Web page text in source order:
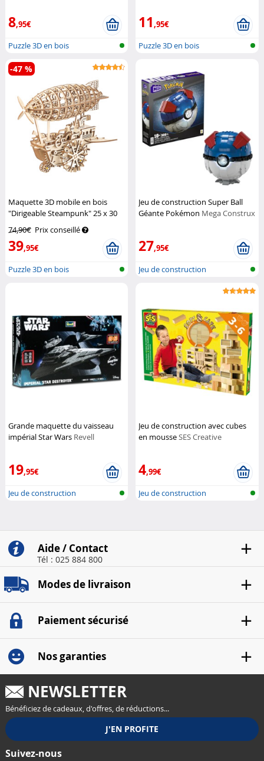
8,95€
Puzzle 3D en bois
11,95€
Puzzle 3D en bois
Maquette 3D mobile en bois
"Dirigeable Steampunk" 25 x 30
Simulus
74,90€ Prix conseillé
39,95€
-47 %
Puzzle 3D en bois
Jeu de construction Super Ball
Géante Pokémon Mega Construx
27,95€
Jeu de construction
Grande maquette du vaisseau
impérial Star Wars Revell
19,95€
Jeu de construction
Jeu de construction avec cubes
en mousseSES Creative
4,99€
Jeu de construction
Aide / Contact
Tél : 025 884 800
Modes de livraison
Paiement sécurisé
Nos garanties
NEWSLETTER
Bénéficiez de cadeaux, d'offres, de réductions...
Suivez-nous